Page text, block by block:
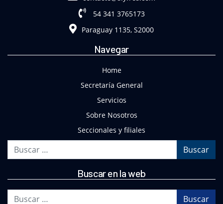
54 341 3765173
Paraguay 1135, S2000
Navegar
Home
Secretaría General
Servicios
Sobre Nosotros
Seccionales y filiales
Buscar en la web